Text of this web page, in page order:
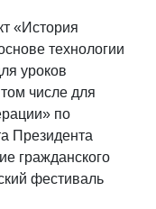
«История
технологии
уроков
числе для
по
Президента
гражданского
фестиваль